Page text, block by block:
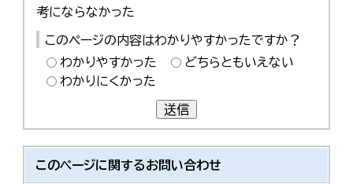
考にならなかった
このページの内容はわかりやすかったですか？
わかりやすかった
どちらともいえない
わかりにくかった
送信
このページに関するお問い合わせ